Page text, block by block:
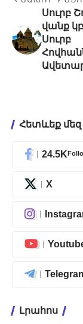
Սուրբ
վանք
Սուրբ
Հետևեք մեզ
24.5K
X
Լրահոս